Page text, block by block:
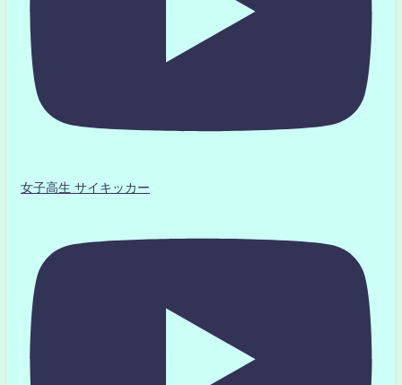
女子高生 サイキッカー